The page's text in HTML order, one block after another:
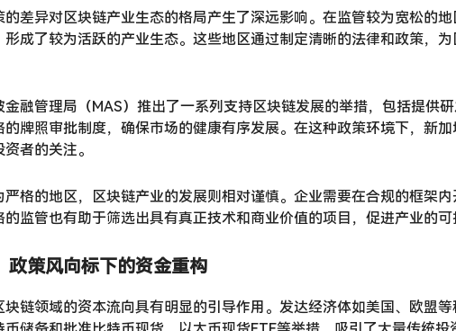
的差异对区块链产业生态的格局产生了深远影响。在监管较为宽松的
形成了较为活跃的产业生态。这些地区通过制定清晰的法律和政策，
金融管理局（MAS）推出了一系列支持区块链发展的举措，包括提供
的牌照审批制度，确保市场的健康有序发展。在这种政策环境下，新
者的关注。
严格的地区，区块链产业的发展则相对谨慎。企业需要在合规的框架
监管也有助于筛选出具有真正技术和商业价值的项目，促进产业的可
政策风向标下的资金重构
块链领域的资本流向具有明显的引导作用。发达经济体如美国、欧盟